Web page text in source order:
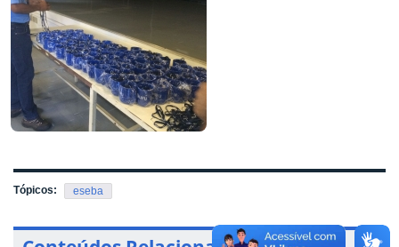
Tópicos: eseba